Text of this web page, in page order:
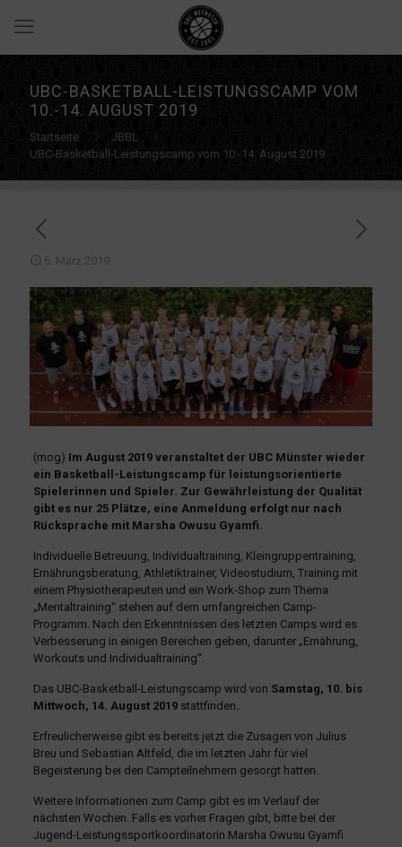
UBC-BASKETBALL-LEISTUNGSCAMP VOM
10.-14. AUGUST 2019
Startseite
JBBL
UBC-Basketball-Leistungscamp vom 10.-14. August 2019
6. März 2019
(mog) Im August 2019 veranstaltet der UBC Münster wieder
ein Basketball-Leistungscamp für leistungsorientierte
Spielerinnen und Spieler. Zur Gewährleistung der Qualität
gibt es nur 25 Plätze, eine Anmeldung erfolgt nur nach
Rücksprache mit Marsha Owusu Gyamfi.
Individuelle Betreuung, Individualtraining, Kleingruppentraining,
Ernährungsberatung, Athletiktrainer, Videostudium, Training mit
einem Physiotherapeuten und ein Work-Shop zum Thema
„Mentaltraining“ stehen auf dem umfangreichen Camp-
Programm. Nach den Erkenntnissen des letzten Camps wird es
Verbesserung in einigen Bereichen geben, darunter „Ernährung,
Workouts und Individualtraining“.
Das UBC-Basketball-Leistungscamp wird von Samstag, 10. bis
Mittwoch, 14. August 2019 stattfinden
Erfreulicherweise gibt es bereits jetzt die Zusagen von Julius
Breu und Sebastian Altfeld, die im letzten Jahr für viel
Begeisterung bei den Campteilnehmern gesorgt hatten.
Weitere Informationen zum Camp gibt es im Verlauf der
nächsten Wochen. Falls es vorher Fragen gibt, bitte bei der
Jugend-Leistungssportkoordinatorin Marsha Owusu Gyamfi